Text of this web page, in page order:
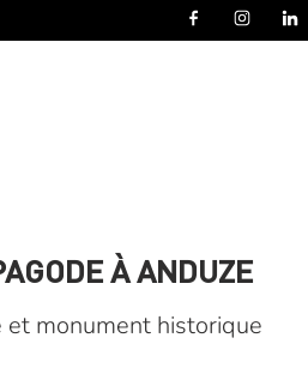
À ANDUZE
et monument historique